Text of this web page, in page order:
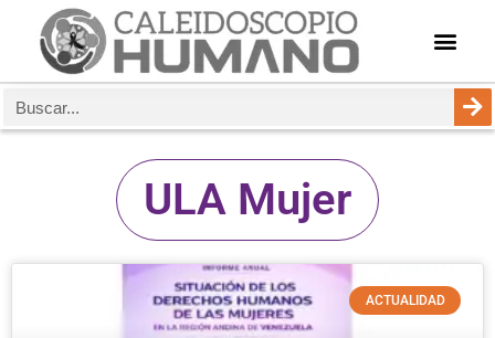
ULA Mujer
ACTUALIDAD